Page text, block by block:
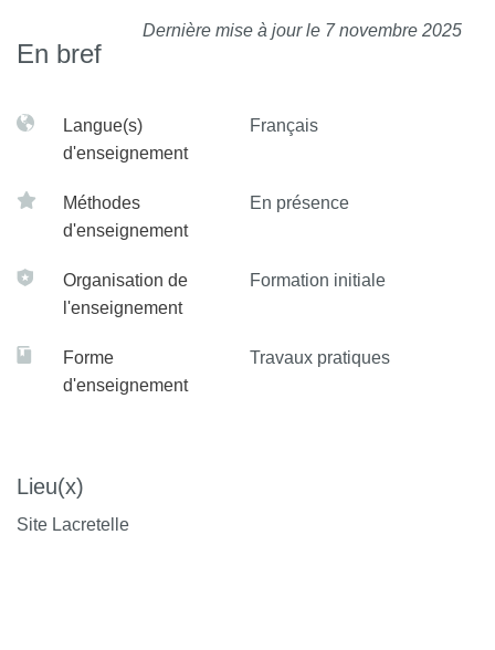
Dernière mise à jour le 7 novembre 2025
En bref
Langue(s)
d'enseignement
Français
Méthodes
d'enseignement
En présence
Organisation de
l'enseignement
Formation initiale
Forme
d'enseignement
Travaux pratiques
Lieu(x)
Site Lacretelle